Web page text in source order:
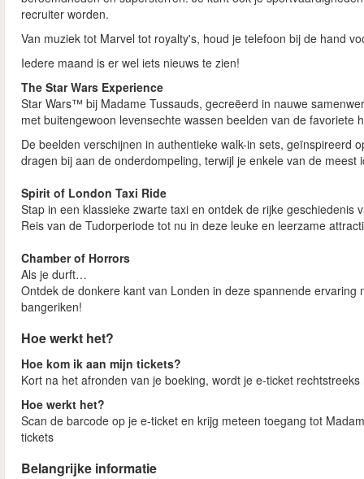
recruiter worden.
Van muziek tot Marvel tot royalty's, houd je telefoon bij de hand
Iedere maand is er wel iets nieuws te zien!
The Star Wars Experience
Star Wars™ bij Madame Tussauds, gecreëerd in nauwe
met buitengewoon levensechte wassen beelden van de favoriete
De beelden verschijnen in authentieke walk-in sets, geïnspireerd
dragen bij aan de onderdompeling, terwijl je enkele van de
Spirit of London Taxi Ride
Stap in een klassieke zwarte taxi en ontdek de rijke geschiedenis
Reis van de Tudorperiode tot nu in deze leuke en leerzame
Chamber of Horrors
Als je durft…
Ontdek de donkere kant van Londen in deze spannende
bangeriken!
Hoe werkt het?
Hoe kom ik aan mijn tickets?
Kort na het afronden van je boeking, wordt je e-ticket
Hoe werkt het?
Scan de barcode op je e-ticket en krijg meteen toegang tot
tickets
Belangrijke informatie